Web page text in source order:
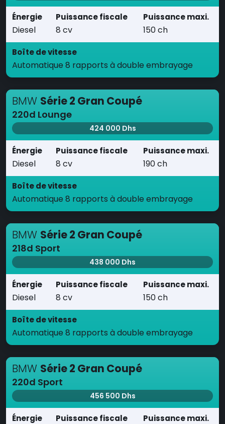
Énergie
Diesel
Puissance fiscale
8 cv
Puissance maxi.
150 ch
Boîte de vitesse
Automatique 8 rapports à double embrayage
BMW Série 2 Gran Coupé
220d Lounge
424 000 Dhs
Énergie
Diesel
Puissance fiscale
8 cv
Puissance maxi.
190 ch
Boîte de vitesse
Automatique 8 rapports à double embrayage
BMW Série 2 Gran Coupé
218d Sport
438 000 Dhs
Énergie
Diesel
Puissance fiscale
8 cv
Puissance maxi.
150 ch
Boîte de vitesse
Automatique 8 rapports à double embrayage
BMW Série 2 Gran Coupé
220d Sport
456 500 Dhs
Énergie Puissance fiscale Puissance maxi.